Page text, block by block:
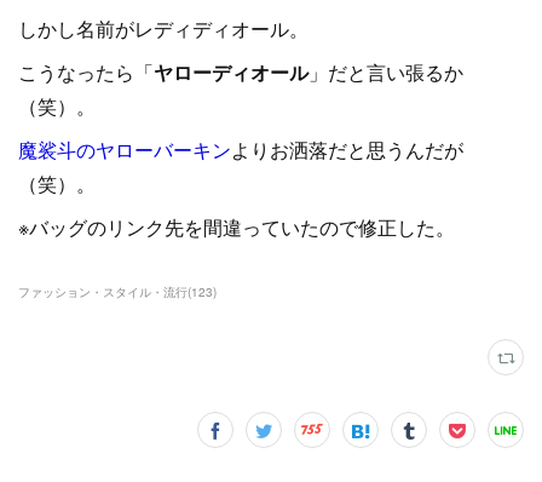
しかし名前がレディディオール。
こうなったら「ヤローディオール」だと言い張るか
（笑）。
魔裟斗のヤローバーキンよりお洒落だと思うんだが
（笑）。
※バッグのリンク先を間違っていたので修正した。
ファッション・スタイル・流行(123)